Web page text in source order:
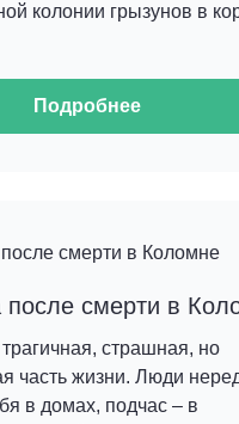
колонии грызунов в
Подробнее
после смерти в
страшная, но
часть жизни. Люди
в домах, подчас – в